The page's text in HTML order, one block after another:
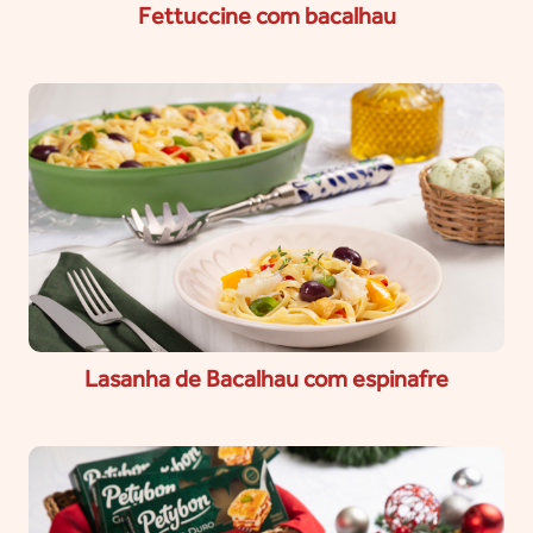
Fettuccine com bacalhau
Lasanha de Bacalhau com espinafre